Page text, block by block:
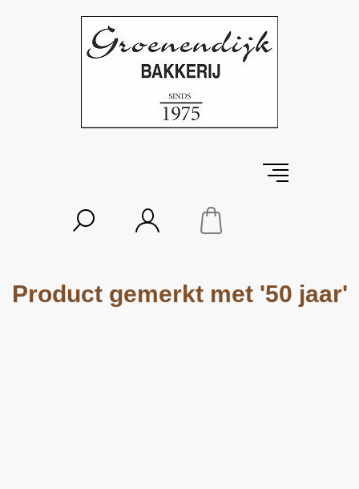
Product gemerkt met '50 jaar'